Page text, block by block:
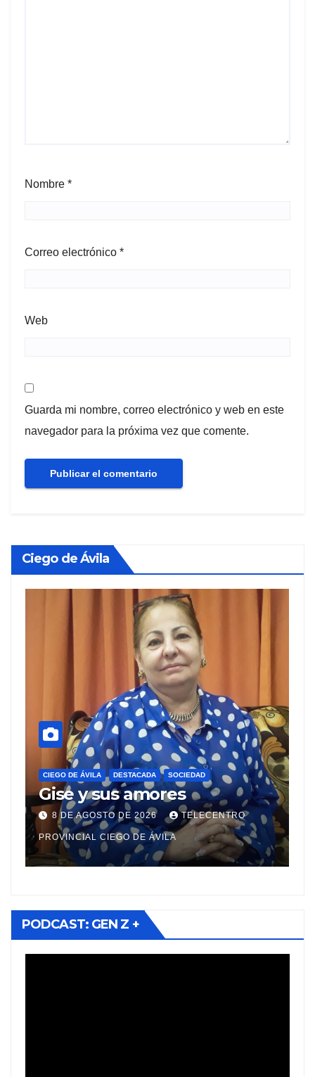
Nombre *
Correo electrónico *
Web
Guarda mi nombre, correo electrónico y web en este
navegador para la próxima vez que comente.
Ciego de Ávila
CIEGO DE ÁVILA DESTACADA SOCIEDAD
Gise y sus amores
8 DE AGOSTO DE 2026 TELECENTRO
PROVINCIAL CIEGO DE ÁVILA
CIEGO
en
PODCAST: GEN Z +